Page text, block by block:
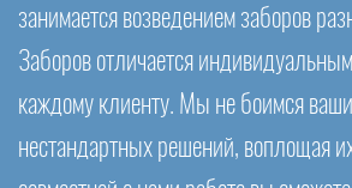
занимается возведением заборов
Заборов отличается
каждому клиенту. Мы не боимся
нестандартных решений, воплощая